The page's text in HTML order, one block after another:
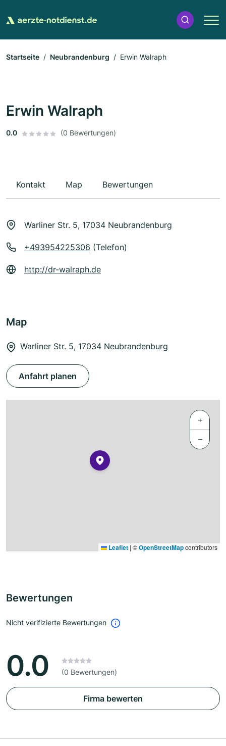
Startseite Neubrandenburg Erwin Walraph
Erwin Walraph
0.0 (0 Bewertungen)
Kontakt Map Bewertungen
Warliner Str. 5, 17034 Neubrandenburg
+493954225306 (Telefon)
http://dr-walraph.de
Map
Warliner Str. 5, 17034 Neubrandenburg
Anfahrt planen
+
−
Leaflet | ©OpenStreetMapcontributors
Bewertungen
Nicht verifizierte Bewertungen
0.0 (0 Bewertungen)
Firma bewerten